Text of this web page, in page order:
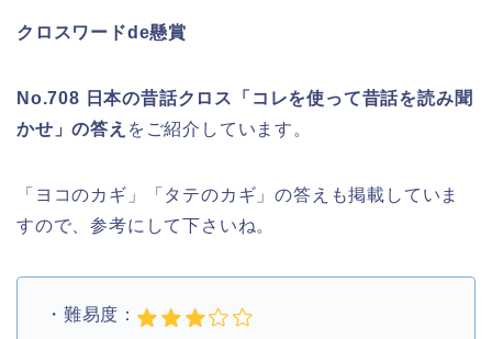
クロスワードde懸賞
No.708 日本の昔話クロス「コレを使って昔話を読み聞
かせ」の答え をご紹介しています。
「ヨコのカギ」「タテのカギ」の答えも掲載していま
すので、参考にして下さいね。
・難易度：